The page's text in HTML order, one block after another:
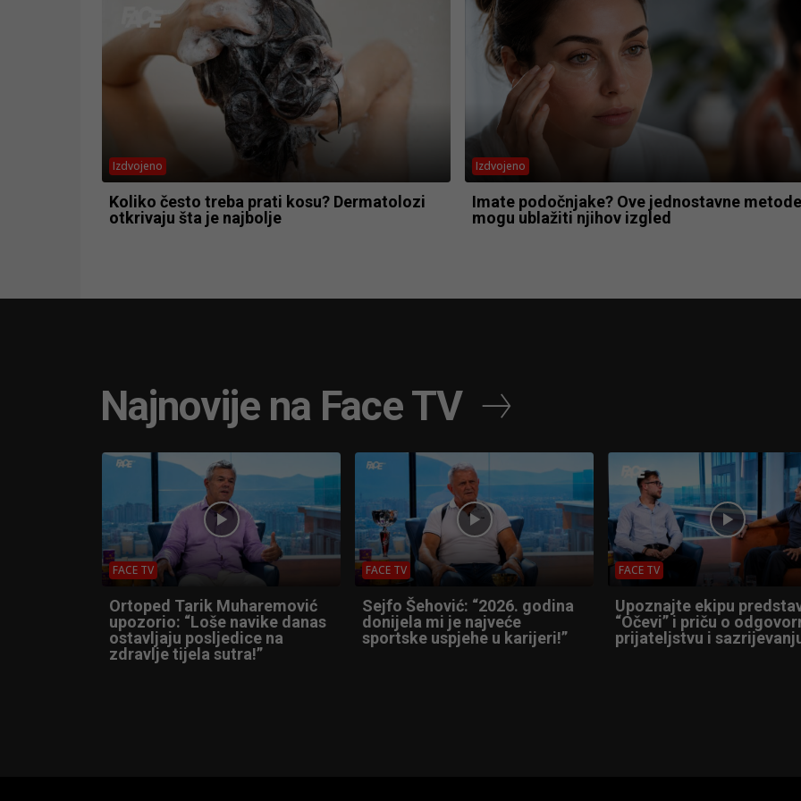
Izdvojeno
Koliko često treba prati kosu? Dermatolozi
otkrivaju šta je najbolje
Izdvojeno
Imate podočnjake? Ove jednostavne metode
mogu ublažiti njihov izgled
Najnovije na Face TV
FACE TV
Ortoped Tarik Muharemović
upozorio: “Loše navike danas
ostavljaju posljedice na
zdravlje tijela sutra!”
FACE TV
Sejfo Šehović: “2026. godina
donijela mi je najveće
sportske uspjehe u karijeri!”
FACE TV
Upoznajte ekipu
“Očevi” i priču o
prijateljstvu i